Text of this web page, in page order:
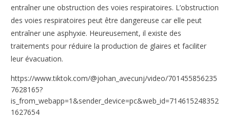
entraîner une obstruction des voies respiratoires. L’obstruction
des voies respiratoires peut être dangereuse car elle peut
entraîner une asphyxie. Heureusement, il existe des
traitements pour réduire la production de glaires et faciliter
leur évacuation.
https://www.tiktok.com/@johan_avecunj/video/701455856235
7628165?
is_from_webapp=1&sender_device=pc&web_id=714615248352
1627654